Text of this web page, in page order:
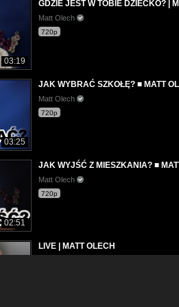
03:19
GDZIE JEST W TOBIE DZIECKO? |
Matt Olech
720p
03:25
JAK WYBRAĆ SZKOŁĘ? ■ MATT
Matt Olech
720p
02:51
JAK WYJŚĆ Z MIESZKANIA? ■
Matt Olech
720p
LIVE | MATT OLECH